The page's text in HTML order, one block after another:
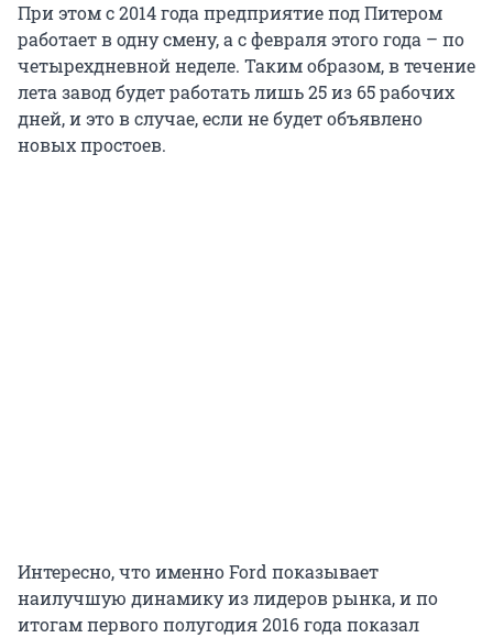
При этом с 2014 года предприятие под Питером
работает в одну смену, а с февраля этого года – по
четырехдневной неделе. Таким образом, в течение
лета завод будет работать лишь 25 из 65 рабочих
дней, и это в случае, если не будет объявлено
новых простоев.
Интересно, что именно Ford показывает
наилучшую динамику из лидеров рынка, и по
итогам первого полугодия 2016 года показал